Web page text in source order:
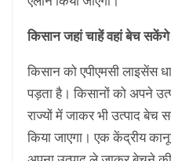
किसान जहां चाहें वहां बेच सकेंगे
किसान को एपीएमसी लाइसेंस
पड़ता है। किसानों को अपने
राज्यों में जाकर भी उत्पाद
किया जाएगा। एक केंद्रीय